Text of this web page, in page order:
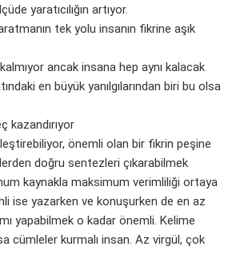
yaratıcılığın artıyor.
tek yolu insanın fikrine aşık
ancak insana hep aynı kalacak
en büyük yanılgılarından biri bu olsa
kazandırıyor
önemli olan bir fikrin peşine
doğru sentezleri çıkarabilmek
kaynakla maksimum verimliliği ortaya
ise yazarken ve konuşurken de en az
yapabilmek o kadar önemli. Kelime
cümleler kurmalı insan. Az virgül, çok